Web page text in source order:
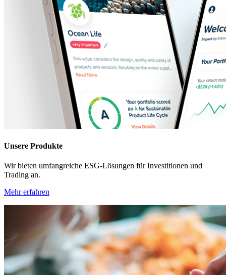
Unsere Produkte
Wir bieten umfangreiche ESG-Lösungen für Investitionen und
Trading an.
Mehr erfahren